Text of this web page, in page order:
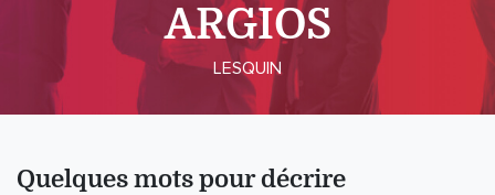
ARGIOS
LESQUIN
Quelques mots pour décrire